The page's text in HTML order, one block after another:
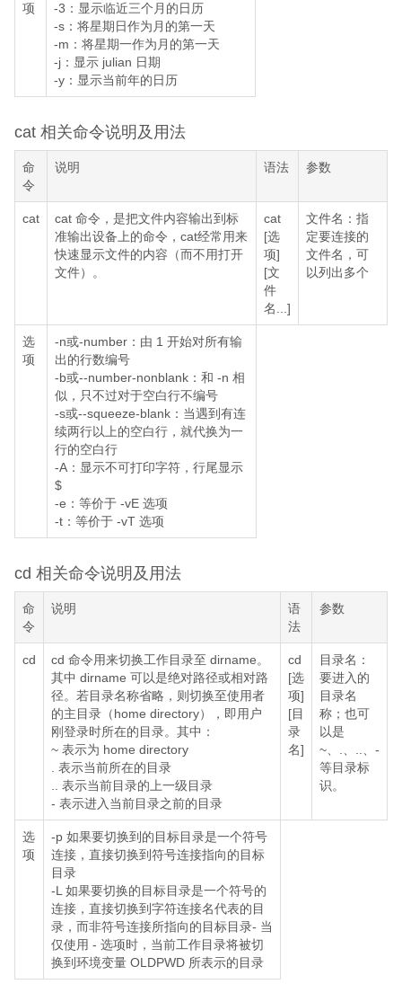
项
-3：显示临近三个月的日历
-s：将星期日作为月的第一天
-m：将星期一作为月的第一天
-j：显示 julian 日期
-y：显示当前年的日历
cat 相关命令说明及用法
命
令
说明 语法 参数
cat
cat 命令，是把文件内容输出到标
准输出设备上的命令，cat经常用来
快速显示文件的内容（而不用打开
文件）。
cat
[选
项]
[文
件
名...]
文件名：指
定要连接的
文件名，可
以列出多个
选
项
-n或-number：由 1 开始对所有输
出的行数编号
-b或--number-nonblank：和 -n 相
似，只不过对于空白行不编号
-s或--squeeze-blank：当遇到有连
续两行以上的空白行，就代换为一
行的空白行
-A：显示不可打印字符，行尾显示
$
-e：等价于 -vE 选项
-t：等价于 -vT 选项
cd 相关命令说明及用法
命
令
说明
语
法
参数
cd
cd 命令用来切换工作目录至 dirname。
其中 dirname 可以是绝对路径或相对路
径。若目录名称省略，则切换至使用者
的主目录（home directory），即用户
刚登录时所在的目录。其中：
~ 表示为 home directory
. 表示当前所在的目录
.. 表示当前目录的上一级目录
- 表示进入当前目录之前的目录
cd
[选
项]
[目
录
名]
目录名：
要进入的
目录名
称；也可
以是
~、.、..、-
等目录标
识。
选
项
-p 如果要切换到的目标目录是一个符号
连接，直接切换到符号连接指向的目标
目录
-L 如果要切换的目标目录是一个符号的
连接，直接切换到字符连接名代表的目
录，而非符号连接所指向的目标目录- 当
仅使用 - 选项时，当前工作目录将被切
换到环境变量 OLDPWD 所表示的目录